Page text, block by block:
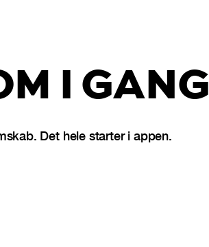
I GANG
Det hele starter i appen.